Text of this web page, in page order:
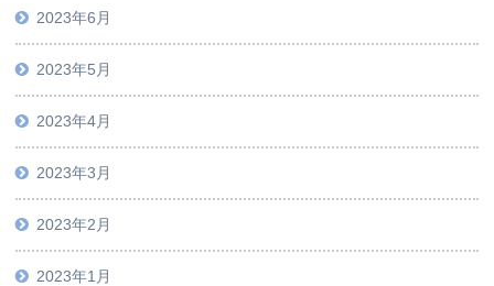
2023年6月
2023年5月
2023年4月
2023年3月
2023年2月
2023年1月